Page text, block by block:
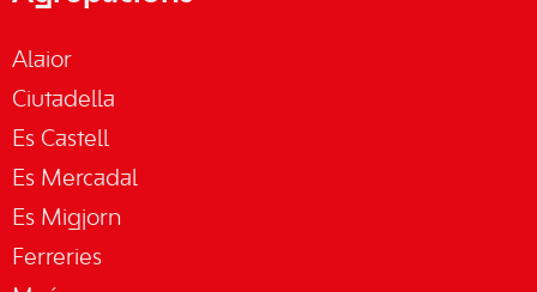
Alaior
Ciutadella
Es Castell
Es Mercadal
Es Migjorn
Ferreries